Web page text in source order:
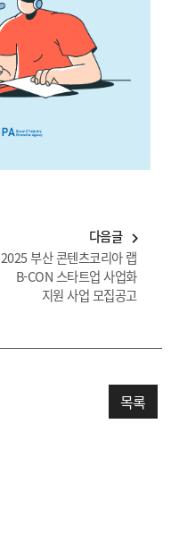
다음글 navigate_next
2025 부산 콘텐츠코리아 랩
B-CON 스타트업 사업화
지원 사업 모집공고
목록